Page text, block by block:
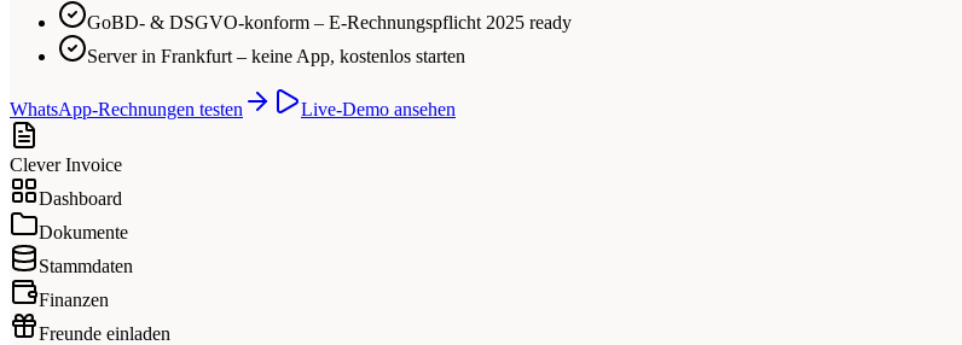
GoBD- & DSGVO-konform – E-Rechnungspflicht 2025 ready
Server in Frankfurt – keine App, kostenlos starten
WhatsApp-Rechnungen testen Live-Demo ansehen
Clever Invoice
Dashboard
Dokumente
Stammdaten
Finanzen
Freunde einladen